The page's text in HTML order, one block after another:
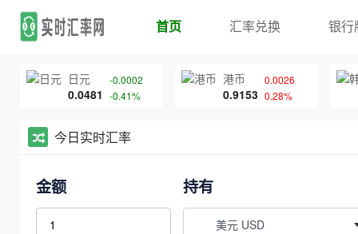
首页 汇率兑换 银行
日元
0.0481
-0.0002
-0.41%
港币
0.9153
0.0026
0.28%
今日实时汇率
金额 持有
美元 USD